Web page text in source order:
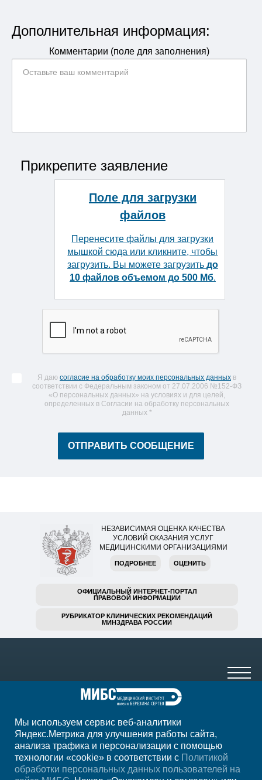
Дополнительная информация:
Комментарии (поле для заполнения)
Прикрепите заявление
Поле для загрузки
файлов
Перенесите файлы для загрузки
мышкой сюда или кликните, чтобы
загрузить. Вы можете загрузить до
10 файлов объемом до 500 Мб.
Я даю согласие на обработку моих персональных данных в
соответствии с Федеральным законом от 27.07.2006 №152-ФЗ
«О персональных данных» на условиях и для целей,
определенных в Согласии на обработку персональных
данных *
НЕЗАВИСИМАЯ ОЦЕНКА КАЧЕСТВА
УСЛОВИЙ ОКАЗАНИЯ УСЛУГ
МЕДИЦИНСКИМИ ОРГАНИЗАЦИЯМИ
ПОДРОБНЕЕ ОЦЕНИТЬ
ОФИЦИАЛЬНЫЙ ИНТЕРНЕТ-ПОРТАЛ
ПРАВОВОЙ ИНФОРМАЦИИ
РУБРИКАТОР КЛИНИЧЕСКИХ РЕКОМЕНДАЦИЙ
МИНЗДРАВА РОССИИ
+7 (4752) 63-33-63
ежедн. 7.00-23.00
Мы используем сервис веб-аналитики
Яндекс.Метрика для улучшения работы сайта,
анализа трафика и персонализации с помощью
технологии «cookie» в соответствии с Политикой
обработки персональных данных пользователей на